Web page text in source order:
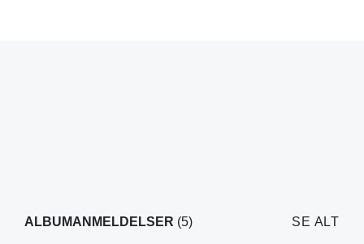
ALBUMANMELDELSER (5) SE ALT